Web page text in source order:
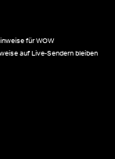
für WOW
auf Live-Sendern bleiben